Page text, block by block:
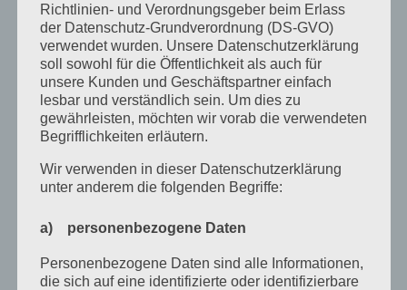
Oktober 2021
September 2021
Mai 2021
März 2021
Januar 2021
Dezember 2020
Juli 2020
Richtlinien- und Verordnungsgeber beim Erlass
der Datenschutz-Grundverordnung (DS-GVO)
verwendet wurden. Unsere Datenschutzerklärung
soll sowohl für die Öffentlichkeit als auch für
unsere Kunden und Geschäftspartner einfach
lesbar und verständlich sein. Um dies zu
gewährleisten, möchten wir vorab die verwendeten
Begrifflichkeiten erläutern.
Wir verwenden in dieser Datenschutzerklärung
unter anderem die folgenden Begriffe:
a) personenbezogene Daten
Personenbezogene Daten sind alle Informationen,
die sich auf eine identifizierte oder identifizierbare